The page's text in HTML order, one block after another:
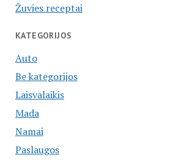
Žuvies receptai
KATEGORIJOS
Auto
Be kategorijos
Laisvalaikis
Mada
Namai
Paslaugos